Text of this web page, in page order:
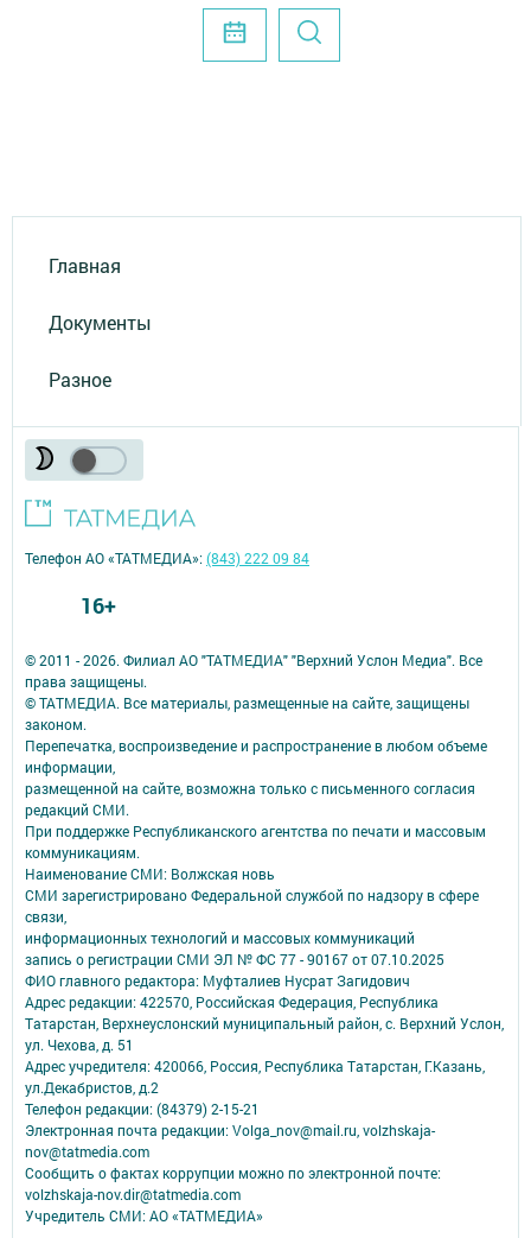
Главная
Документы
Разное
© 2011 - 2026. Филиал АО "ТАТМЕДИА" "Верхний Услон Медиа". Все
права защищены.
© ТАТМЕДИА. Все материалы, размещенные на сайте, защищены
законом.
Перепечатка, воспроизведение и распространение в любом объеме
информации,
размещенной на сайте, возможна только с письменного согласия
редакций СМИ.
При поддержке Республиканского агентства по печати и массовым
коммуникациям.
Наименование СМИ: Волжская новь
СМИ зарегистрировано Федеральной службой по надзору в сфере
связи,
информационных технологий и массовых коммуникаций
запись о регистрации СМИ ЭЛ № ФС 77 - 90167 от 07.10.2025
ФИО главного редактора: Муфталиев Нусрат Загидович
Адрес редакции: 422570, Российская Федерация, Республика
Татарстан, Верхнеуслонский муниципальный район, с. Верхний Услон,
ул. Чехова, д. 51
Адрес учредителя: 420066, Россия, Республика Татарстан, Г.Казань,
ул.Декабристов, д.2
Телефон редакции: (84379) 2-15-21
Электронная почта редакции: Volga_nov@mail.ru, volzhskaja-
nov@tatmedia.com
Сообщить о фактах коррупции можно по электронной почте:
volzhskaja-nov.dir@tatmedia.com
Учредитель СМИ: АО «ТАТМЕДИА»
Телефон АО «ТАТМЕДИА»:(843) 222 09 84
16+